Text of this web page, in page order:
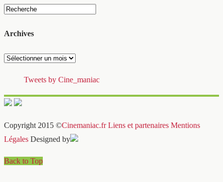
Archives
Archives
Tweets by Cine_maniac
Copyright 2015 ©Cinemaniac.fr Liens et partenaires Mentions
Légales Designed by
Back to Top